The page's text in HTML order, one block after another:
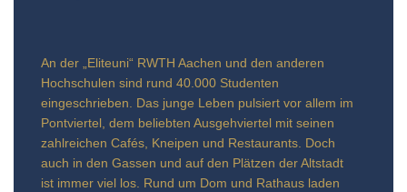
An der „Eliteuni“ RWTH Aachen und den anderen
Hochschulen sind rund 40.000 Studenten
eingeschrieben. Das junge Leben pulsiert vor allem im
Pontviertel, dem beliebten Ausgehviertel mit seinen
zahlreichen Cafés, Kneipen und Restaurants. Doch
auch in den Gassen und auf den Plätzen der Altstadt
ist immer viel los. Rund um Dom und Rathaus laden